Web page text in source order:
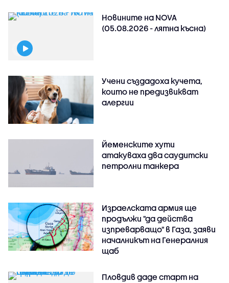
Новините на NOVA
(05.08.2026 - лятна късна)
Учени създадоха кучета,
които не предизвикват
алергии
Йеменските хути
атакуваха два саудитски
петролни танкера
Израелската армия ще
продължи "да действа
изпреварващо" в Газа, заяви
началникът на Генералния
щаб
Пловдив даде старт на